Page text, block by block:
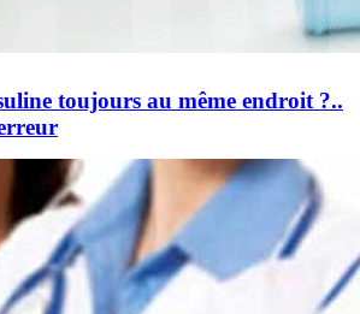
toujours au même endroit ?..